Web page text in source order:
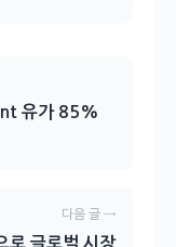
유가 85%
다음 글 →
로 글로벌 시장